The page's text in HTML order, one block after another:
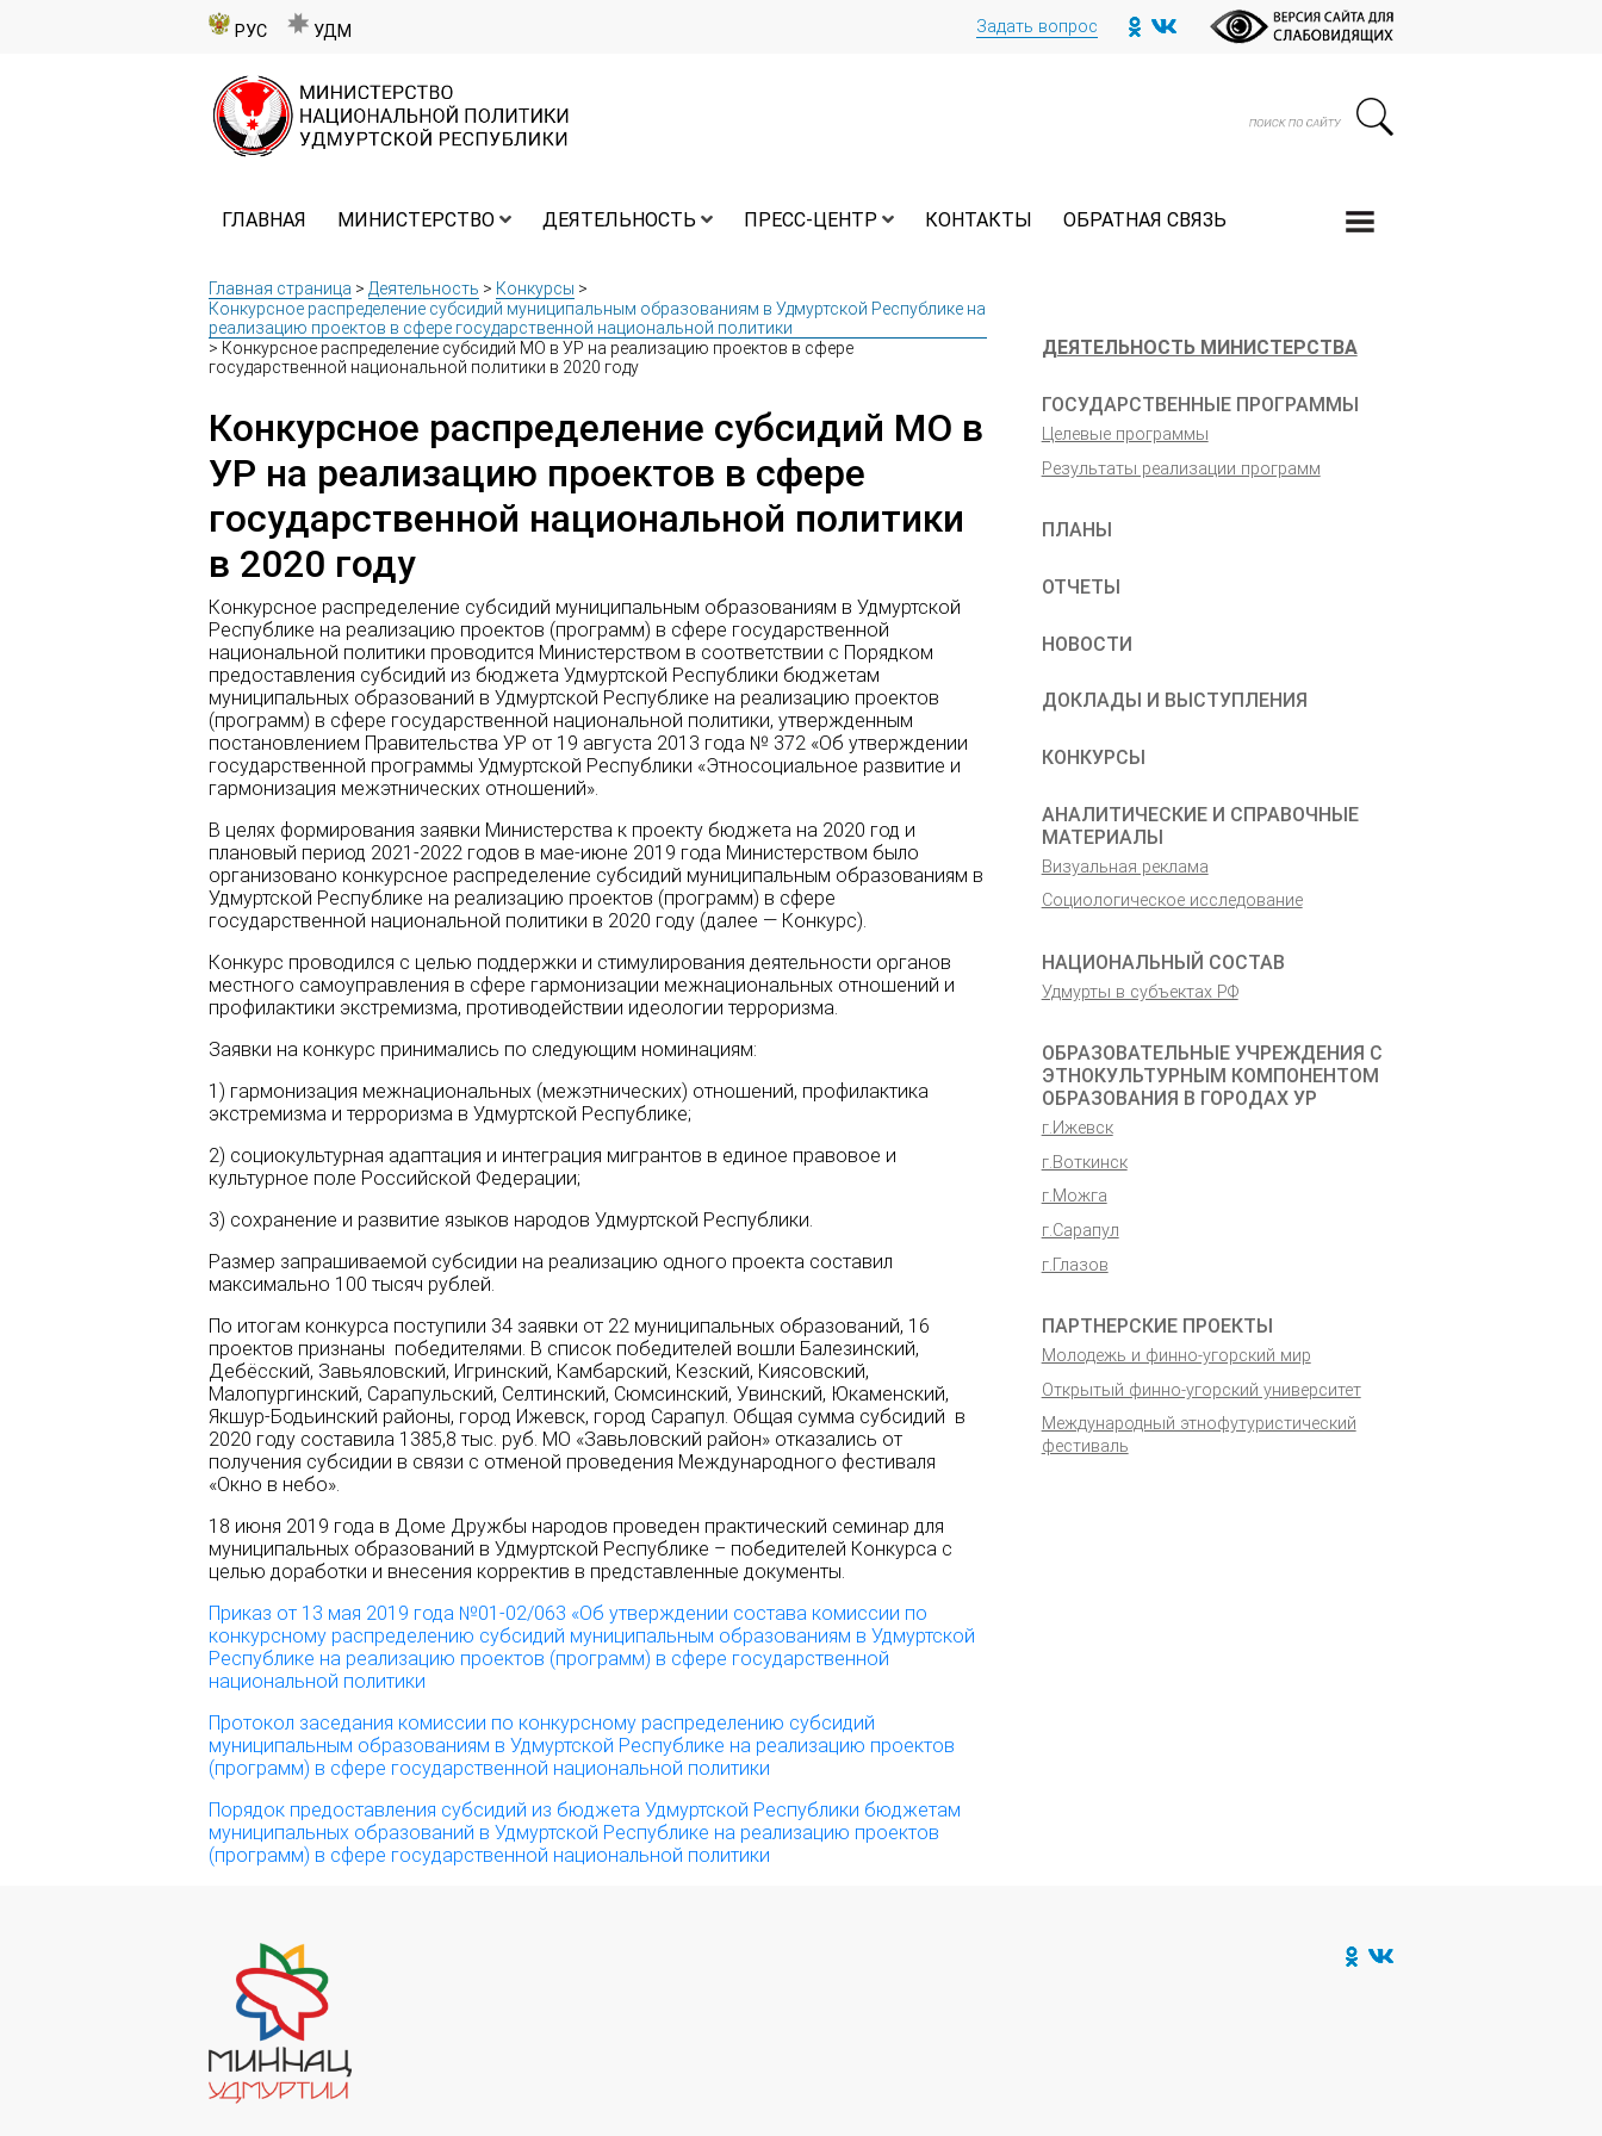
РУС УДМ Задать вопрос
ГЛАВНАЯ МИНИСТЕРСТВО ДЕЯТЕЛЬНОСТЬ ПРЕСС-ЦЕНТР КОНТАКТЫ ОБРАТНАЯ СВЯЗЬ
Главная страница > Деятельность > Конкурсы >
Конкурсное распределение субсидий муниципальным образованиям в Удмуртской Республике на
реализацию проектов в сфере государственной национальной политики
> Конкурсное распределение субсидий МО в УР на реализацию проектов в сфере
государственной национальной политики в 2020 году
Конкурсное распределение субсидий МО в
УР на реализацию проектов в сфере
государственной национальной политики
в 2020 году
Конкурсное распределение субсидий муниципальным образованиям в Удмуртской
Республике на реализацию проектов (программ) в сфере государственной
национальной политики проводится Министерством в соответствии с Порядком
предоставления субсидий из бюджета Удмуртской Республики бюджетам
муниципальных образований в Удмуртской Республике на реализацию проектов
(программ) в сфере государственной национальной политики, утвержденным
постановлением Правительства УР от 19 августа 2013 года № 372 «Об утверждении
государственной программы Удмуртской Республики «Этносоциальное развитие и
гармонизация межэтнических отношений».
В целях формирования заявки Министерства к проекту бюджета на 2020 год и
плановый период 2021-2022 годов в мае-июне 2019 года Министерством было
организовано конкурсное распределение субсидий муниципальным образованиям в
Удмуртской Республике на реализацию проектов (программ) в сфере
государственной национальной политики в 2020 году (далее — Конкурс).
Конкурс проводился с целью поддержки и стимулирования деятельности органов
местного самоуправления в сфере гармонизации межнациональных отношений и
профилактики экстремизма, противодействии идеологии терроризма.
Заявки на конкурс принимались по следующим номинациям:
1) гармонизация межнациональных (межэтнических) отношений, профилактика
экстремизма и терроризма в Удмуртской Республике;
2) социокультурная адаптация и интеграция мигрантов в единое правовое и
культурное поле Российской Федерации;
3) сохранение и развитие языков народов Удмуртской Республики.
Размер запрашиваемой субсидии на реализацию одного проекта составил
максимально 100 тысяч рублей.
По итогам конкурса поступили 34 заявки от 22 муниципальных образований, 16
проектов признаны победителями. В список победителей вошли Балезинский,
Дебёсский, Завьяловский, Игринский, Камбарский, Кезский, Киясовский,
Малопургинский, Сарапульский, Селтинский, Сюмсинский, Увинский, Юкаменский,
Якшур-Бодьинский районы, город Ижевск, город Сарапул. Общая сумма субсидий в
2020 году составила 1385,8 тыс. руб. МО «Завьловский район» отказались от
получения субсидии в связи с отменой проведения Международного фестиваля
«Окно в небо».
18 июня 2019 года в Доме Дружбы народов проведен практический семинар для
муниципальных образований в Удмуртской Республике – победителей Конкурса с
целью доработки и внесения корректив в представленные документы.
Приказ от 13 мая 2019 года №01-02/063 «Об утверждении состава комиссии по
конкурсному распределению субсидий муниципальным образованиям в Удмуртской
Республике на реализацию проектов (программ) в сфере государственной
национальной политики
Протокол заседания комиссии по конкурсному распределению субсидий
муниципальным образованиям в Удмуртской Республике на реализацию проектов
(программ) в сфере государственной национальной политики
Порядок предоставления субсидий из бюджета Удмуртской Республики бюджетам
муниципальных образований в Удмуртской Республике на реализацию проектов
(программ) в сфере государственной национальной политики
ДЕЯТЕЛЬНОСТЬ МИНИСТЕРСТВА
ГОСУДАРСТВЕННЫЕ ПРОГРАММЫ
Целевые программы
Результаты реализации программ
ПЛАНЫ
ОТЧЕТЫ
НОВОСТИ
ДОКЛАДЫ И ВЫСТУПЛЕНИЯ
КОНКУРСЫ
АНАЛИТИЧЕСКИЕ И СПРАВОЧНЫЕ
МАТЕРИАЛЫ
Визуальная реклама
Социологическое исследование
НАЦИОНАЛЬНЫЙ СОСТАВ
Удмурты в субъектах РФ
ОБРАЗОВАТЕЛЬНЫЕ УЧРЕЖДЕНИЯ С
ЭТНОКУЛЬТУРНЫМ КОМПОНЕНТОМ
ОБРАЗОВАНИЯ В ГОРОДАХ УР
г.Ижевск
г.Воткинск
г.Можга
г.Сарапул
г.Глазов
ПАРТНЕРСКИЕ ПРОЕКТЫ
Молодежь и финно-угорский мир
Открытый финно-угорский университет
Международ­ный этнофутури­стический
фестиваль